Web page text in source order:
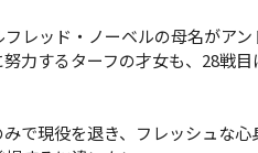
レッド・ノーベルの母名がア
力するターフの才女も、28戦
で現役を退き、フレッシュな